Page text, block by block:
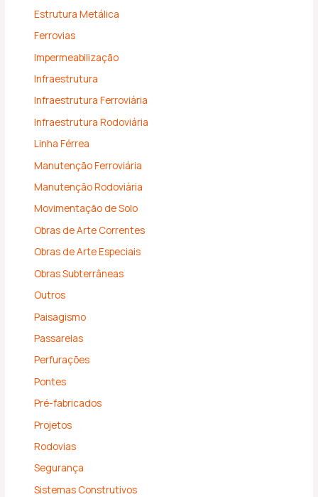
Estrutura Metálica
Ferrovias
Impermeabilização
Infraestrutura
Infraestrutura Ferroviária
Infraestrutura Rodoviária
Linha Férrea
Manutenção Ferroviária
Manutenção Rodoviária
Movimentação de Solo
Obras de Arte Correntes
Obras de Arte Especiais
Obras Subterrâneas
Outros
Paisagismo
Passarelas
Perfurações
Pontes
Pré-fabricados
Projetos
Rodovias
Segurança
Sistemas Construtivos